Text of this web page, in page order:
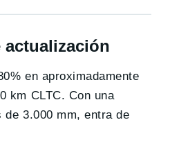
actualización
en aproximadamente
km CLTC. Con una
de 3.000 mm, entra de